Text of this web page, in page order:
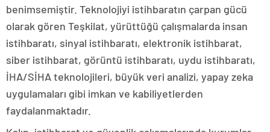
benimsemiştir. Teknolojiyi istihbaratın çarpan gücü
olarak gören Teşkilat, yürüttüğü çalışmalarda insan
istihbaratı, sinyal istihbaratı, elektronik istihbarat,
siber istihbarat, görüntü istihbaratı, uydu istihbaratı,
İHA/SİHA teknolojileri, büyük veri analizi, yapay zeka
uygulamaları gibi imkan ve kabiliyetlerden
faydalanmaktadır.